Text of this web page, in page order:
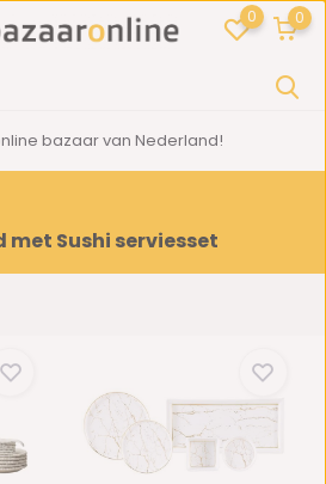
0 0
bazaar van Nederland!
Sushi serviesset